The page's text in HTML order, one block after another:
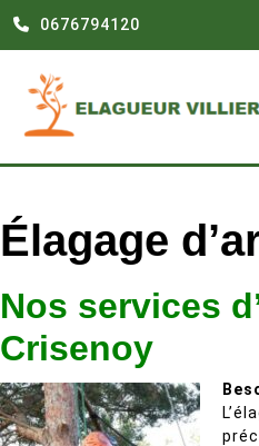
0676794120
Élagage
Nos services
Crisenoy